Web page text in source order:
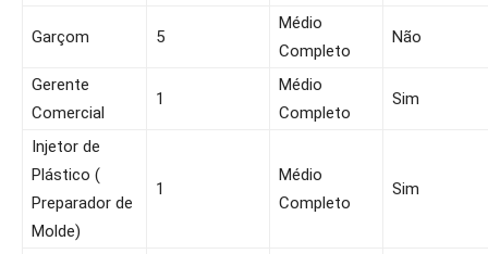
Garçom 5
Médio
Completo
Não
Gerente
Comercial
1
Médio
Completo
Sim
Injetor de
Plástico (
Preparador de
Molde)
1
Médio
Completo
Sim